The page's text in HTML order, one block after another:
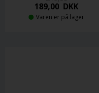
189,00 DKK
Varen er på lager